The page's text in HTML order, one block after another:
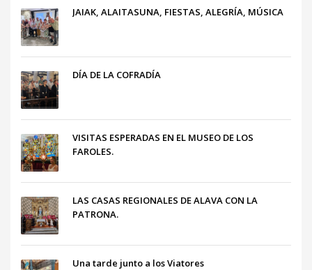
JAIAK, ALAITASUNA, FIESTAS, ALEGRÍA, MÚSICA
DÍA DE LA COFRADÍA
VISITAS ESPERADAS EN EL MUSEO DE LOS
FAROLES.
LAS CASAS REGIONALES DE ALAVA CON LA
PATRONA.
Una tarde junto a los Viatores